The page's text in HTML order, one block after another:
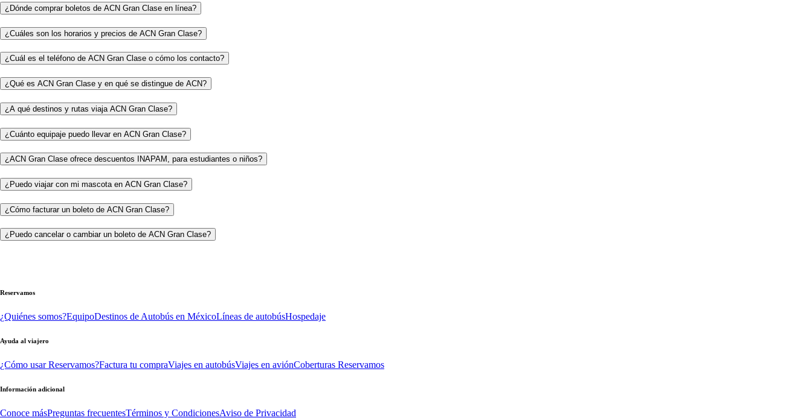
¿Dónde comprar boletos de ACN Gran Clase en línea?
¿Cuáles son los horarios y precios de ACN Gran Clase?
¿Cuál es el teléfono de ACN Gran Clase o cómo los contacto?
¿Qué es ACN Gran Clase y en qué se distingue de ACN?
¿A qué destinos y rutas viaja ACN Gran Clase?
¿Cuánto equipaje puedo llevar en ACN Gran Clase?
¿ACN Gran Clase ofrece descuentos INAPAM, para estudiantes o niños?
¿Puedo viajar con mi mascota en ACN Gran Clase?
¿Cómo facturar un boleto de ACN Gran Clase?
¿Puedo cancelar o cambiar un boleto de ACN Gran Clase?
Reservamos
¿Quiénes somos?EquipoDestinos de Autobús en MéxicoLíneas de autobúsHospedaje
Ayuda al viajero
¿Cómo usar Reservamos?Factura tu compraViajes en autobúsViajes en aviónCoberturas Reservamos
Información adicional
Conoce másPreguntas frecuentesTérminos y CondicionesAviso de Privacidad